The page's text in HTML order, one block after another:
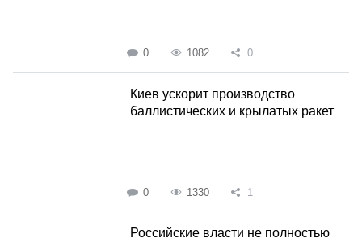
0 1082 0
Киев ускорит производство
баллистических и крылатых ракет
0 1330 1
Российские власти не полностью